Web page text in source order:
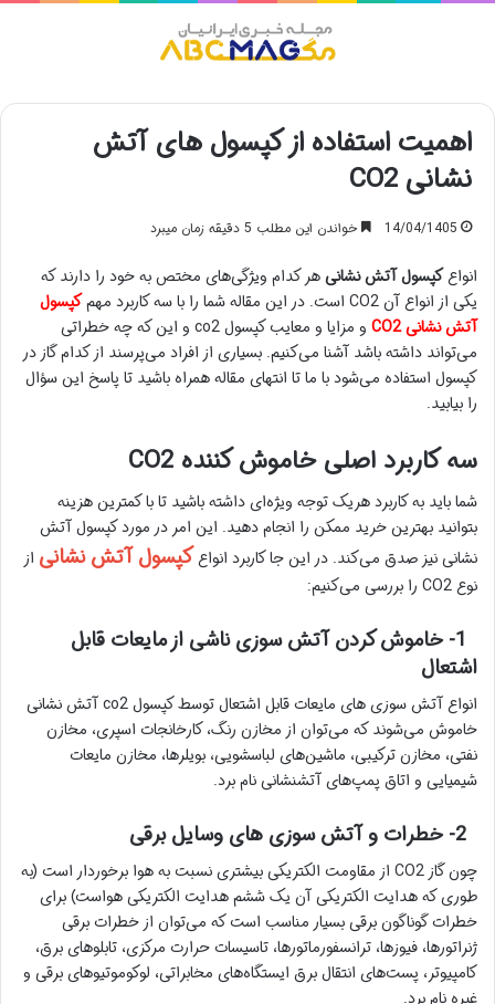
اهمیت استفاده از کپسول های آتش
نشانی CO2
14/04/1405 خواندن این مطلب 5 دقیقه زمان میبرد
انواعکپسول‌ آتش نشانیهر کدام ویژگی‌‌های مختص به خود را دارند که
یکی از انواع آن CO2 است. در این مقاله شما را با سه کاربرد مهم
کپسول
آتش نشانی CO2
و مزایا و معایب کپسول co2 و این که چه خطراتی
می‌تواند داشته باشد آشنا می‌کنیم. بسیاری از افراد می‌پرسند از کدام گاز در
کپسول استفاده می‌شود با ما تا انتهای مقاله همراه باشید تا پاسخ این سؤال
را بیابید.
سه کاربرد اصلی خاموش کننده CO2
شما باید به کاربرد هریک توجه ویژه‌ای داشته باشید تا با کمترین هزینه
بتوانید بهترین خرید ممکن را انجام دهید. این امر در مورد کپسول‌ آتش
نشانی نیز صدق می‌کند. در این‌ جا کاربرد انواعکپسول آتش نشانی از
نوع CO2 را بررسی می‌کنیم:
1- خاموش کردن آتش سوزی ناشی از مایعات قابل
اشتعال
انواع آتش سوزی های مایعات قابل اشتعال توسط کپسول co2 آتش نشانی
خاموش می‌شوند که می‌توان از مخازن رنگ، کارخانجات اسپری، مخازن
نفتی، مخازن ترکیبی، ماشین‌های لباسشویی، بویلرها، مخازن مایعات
شیمیایی و اتاق پمپ‌های آتشنشانی نام برد.
چون گاز CO2 از مقاومت الکتریکی بیشتری نسبت به هوا برخوردار است (به
طوری که هدایت الکتریکی آن یک ششم هدایت الکتریکی هواست) برای
خطرات گوناگون برقی بسیار مناسب است که می‌توان از خطرات برقی
ژنراتورها، فیوزها، ترانسفورماتورها، تاسیسات حرارت مرکزی، تابلوهای برق،
کامپیوتر، پست‌های انتقال برق ایستگاه‌های مخابراتی، لوکوموتیوهای برقی و
غیره نام برد.